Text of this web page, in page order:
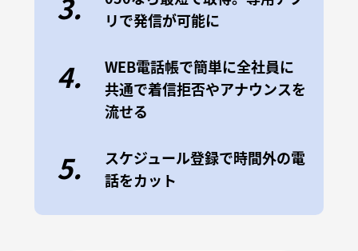
リで発信が可能に
4.
WEB電話帳で簡単に全社員に
共通で着信拒否やアナウンスを
流せる
5.
スケジュール登録で時間外の電
話をカット